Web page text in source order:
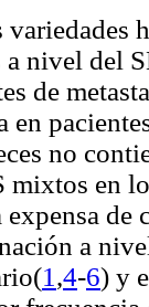
nivel del
de
en
no
mixtos en
de
a
1 ,4-6) y